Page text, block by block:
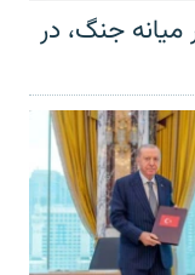
جنگ، در